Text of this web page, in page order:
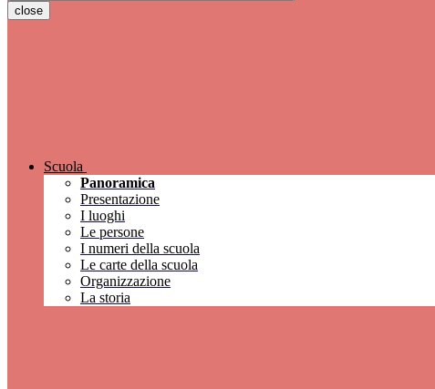
close
Scuola
Panoramica
Presentazione
I luoghi
Le persone
I numeri della scuola
Le carte della scuola
Organizzazione
La storia